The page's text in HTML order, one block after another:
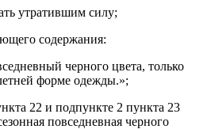
утратившим силу;
содержания:
черного цвета, только
форме одежды.»;
22 и подпункте 2 пункта 23
повседневная черного